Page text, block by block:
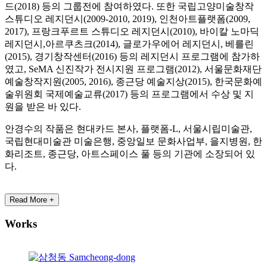
드(2018) 등의 그룹전에 참여하였다. 또한 국립고양미술창작
스튜디오 레지던시(2009-2010, 2019), 인천아트플랫폼(2009,
2017), 프랑크푸르트 스튜디오 레지던시(2010), 바이칼 노마딕
레지던시,아르쿠츠크(2014), 글로가우에어 레지던시, 베를린
(2015), 경기창작센터(2016) 등의 레지던시 프로그램에 참가하
였고, SeMA 신진작가 전시지원 프로그램(2012), 서울문화재단
예술창작지원(2005, 2016), 종근당 예술지상(2015), 한국문화예
술위원회 국제예술교류(2017) 등의 프로그램에서 수상 및 지
원을 받은 바 있다.
안경수의 작품은 현대카드 본사, 플랫폼-L, 서울시립미술관,
국립현대미술관 미술은행, 중앙일보 문화사업부, 을지병원, 한
화리조트, 종근당, 아트스페이스 풀 등의 기관에 소장되어 있
다.
Read More +
Works